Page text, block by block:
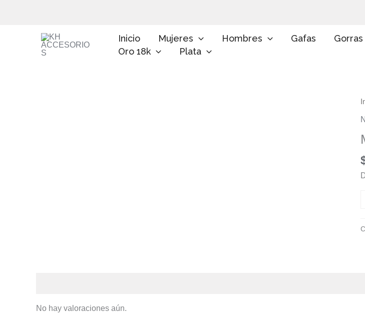
Inicio Mujeres Hombres Gafas Gorras
Oro 18k
Plata
No hay valoraciones aún.
g
e